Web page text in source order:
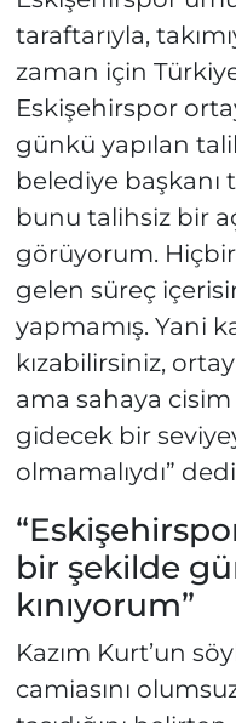
taraftarıyla,
zaman için
Eskişehirspor
günkü yapılan
belediye başkanı
bunu talihsiz bir
görüyorum.
gelen süreç
yapmamış. Yani
kızabilirsiniz,
ama sahaya
gidecek bir
olmamalıydı”
bir şekilde
kınıyorum”
Kazım Kurt’un
camiasını